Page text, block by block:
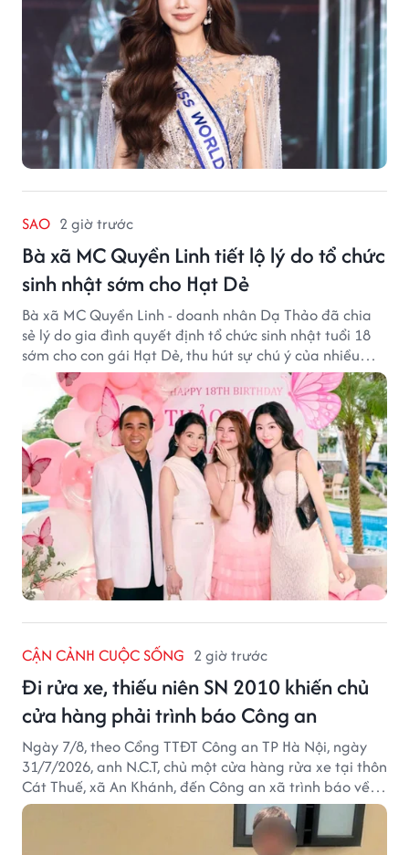
SAO 2 giờ trước
Bà xã MC Quyền Linh tiết lộ lý do tổ chức
sinh nhật sớm cho Hạt Dẻ
Bà xã MC Quyền Linh - doanh nhân Dạ Thảo đã chia
sẻ lý do gia đình quyết định tổ chức sinh nhật tuổi 18
sớm cho con gái Hạt Dẻ, thu hút sự chú ý của nhiều
người hâm mộ.
CẬN CẢNH CUỘC SỐNG 2 giờ trước
Đi rửa xe, thiếu niên SN 2010 khiến chủ
cửa hàng phải trình báo Công an
Ngày 7/8, theo Cổng TTĐT Công an TP Hà Nội, ngày
31/7/2026, anh N.C.T, chủ một cửa hàng rửa xe tại thôn
Cát Thuế, xã An Khánh, đến Công an xã trình báo về
việc bị mất trộm chiếc xe máy Honda Wave. Trong cốp
xe còn có nhiều giấy tờ cá nhân và khoảng 1,2 triệu